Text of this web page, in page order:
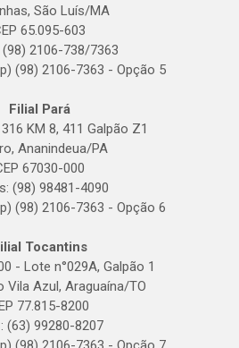
São Luís/MA
65.095-603
2106-738/7363
(98) 2106-7363 - Opção 5
Filial Pará
KM 8, 411 Galpão Z1
Ananindeua/PA
67030-000
(98) 98481-4090
(98) 2106-7363 - Opção 6
Tocantins
- Lote n°029A, Galpão 1
Vila Azul, Araguaína/TO
77.815-8200
(63) 99280-8207